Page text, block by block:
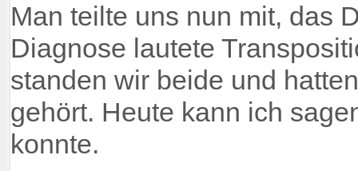
Man teilte uns nun mit, das
Diagnose lautete
standen wir beide und
gehört. Heute kann ich
konnte.